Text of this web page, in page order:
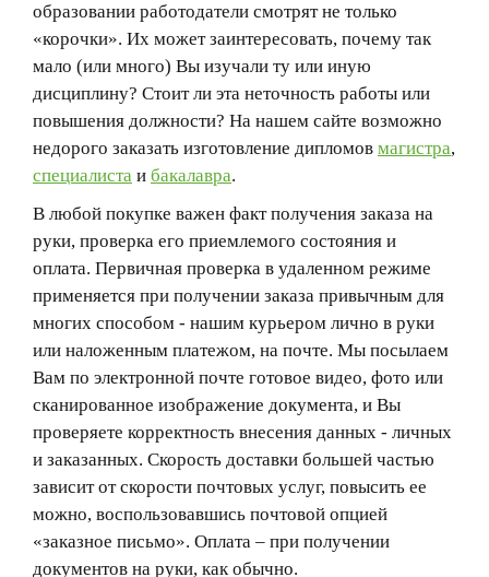
образовании работодатели смотрят не только
«корочки». Их может заинтересовать, почему так
мало (или много) Вы изучали ту или иную
дисциплину? Стоит ли эта неточность работы или
повышения должности? На нашем сайте возможно
недорого заказать изготовление дипломов магистра,
специалиста и бакалавра.
В любой покупке важен факт получения заказа на
руки, проверка его приемлемого состояния и
оплата. Первичная проверка в удаленном режиме
применяется при получении заказа привычным для
многих способом - нашим курьером лично в руки
или наложенным платежом, на почте. Мы посылаем
Вам по электронной почте готовое видео, фото или
сканированное изображение документа, и Вы
проверяете корректность внесения данных - личных
и заказанных. Скорость доставки большей частью
зависит от скорости почтовых услуг, повысить ее
можно, воспользовавшись почтовой опцией
«заказное письмо». Оплата – при получении
документов на руки, как обычно.